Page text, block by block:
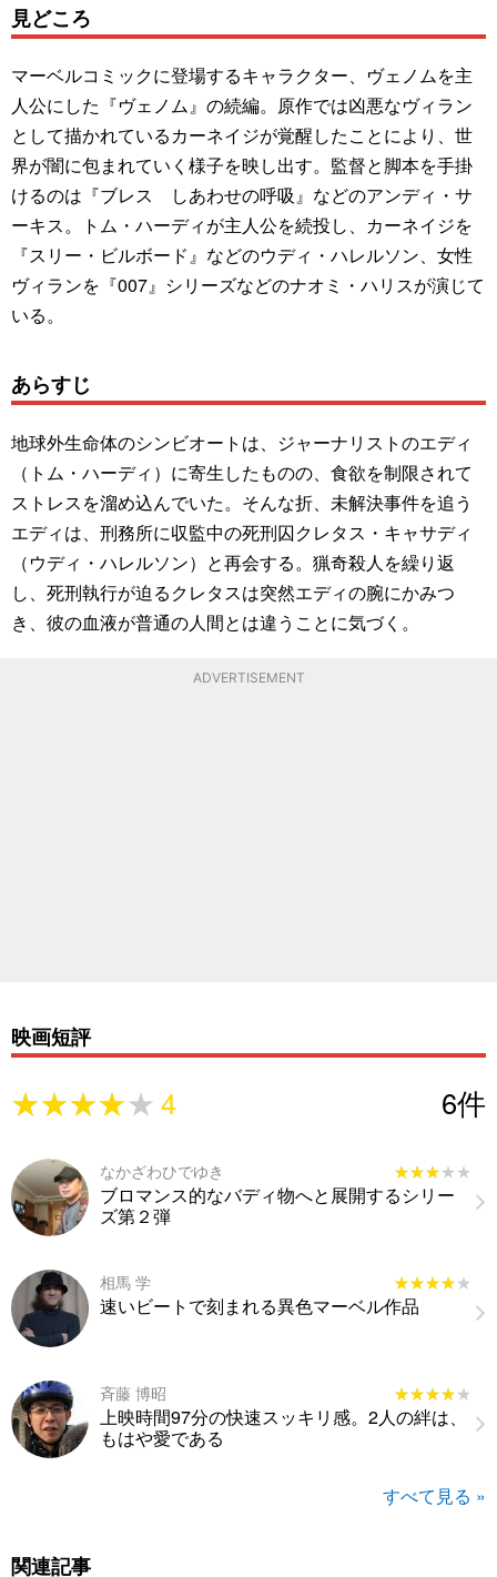
見どころ
マーベルコミックに登場するキャラクター、ヴェノムを主
人公にした『ヴェノム』の続編。原作では凶悪なヴィラン
として描かれているカーネイジが覚醒したことにより、世
界が闇に包まれていく様子を映し出す。監督と脚本を手掛
けるのは『ブレス しあわせの呼吸』などのアンディ・サ
ーキス。トム・ハーディが主人公を続投し、カーネイジを
『スリー・ビルボード』などのウディ・ハレルソン、女性
ヴィランを『007』シリーズなどのナオミ・ハリスが演じて
いる。
あらすじ
地球外生命体のシンビオートは、ジャーナリストのエディ
（トム・ハーディ）に寄生したものの、食欲を制限されて
ストレスを溜め込んでいた。そんな折、未解決事件を追う
エディは、刑務所に収監中の死刑囚クレタス・キャサディ
（ウディ・ハレルソン）と再会する。猟奇殺人を繰り返
し、死刑執行が迫るクレタスは突然エディの腕にかみつ
き、彼の血液が普通の人間とは違うことに気づく。
ADVERTISEMENT
映画短評
★★★★★
★★★★★4 6件
なかざわひでゆき ★★★★★
★★★★★
ブロマンス的なバディ物へと展開するシリー
ズ第２弾
相馬 学 ★★★★★
★★★★★
速いビートで刻まれる異色マーベル作品
斉藤 博昭 ★★★★★
★★★★★
上映時間97分の快速スッキリ感。2人の絆は、
もはや愛である
すべて見る »
関連記事